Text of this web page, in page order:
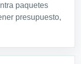
paquetes
presupuesto,